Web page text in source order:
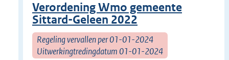
Verordening Wmo gemeente
Sittard-Geleen 2022
Regeling vervallen per 01-01-2024
Uitwerkingtredingdatum 01-01-2024